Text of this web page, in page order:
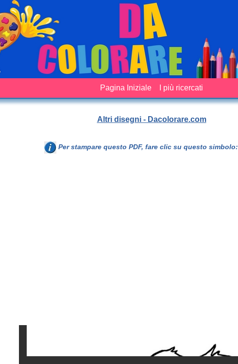
Pagina Iniziale I più ricercati
Altri disegni - Dacolorare.com
Per stampare questo PDF, fare clic su questo simbolo: